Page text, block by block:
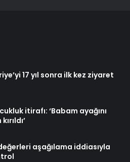
17 yıl sonra ilk kez ziyaret
itirafı: ‘Babam ayağını
aşağılama iddiasıyla